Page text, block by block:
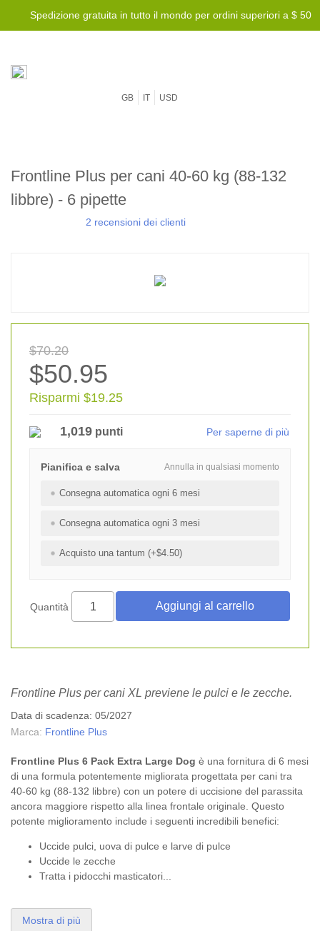
Spedizione gratuita in tutto il mondo per ordini superiori a $ 50
GB IT USD
Frontline Plus per cani 40-60 kg (88-132
libbre) - 6 pipette
2 recensioni dei clienti
$70.20
$50.95
Risparmi $19.25
1,019 punti Per saperne di più
Annulla in qualsiasi momento
Pianifica e salva
Consegna automatica ogni 6 mesi
Consegna automatica ogni 3 mesi
Acquisto una tantum (+$4.50)
Quantità
Frontline Plus per cani XL previene le pulci e le zecche.
Data di scadenza: 05/2027
Marca: Frontline Plus
Frontline Plus 6 Pack Extra Large Dog è una fornitura di 6 mesi
di una formula potentemente migliorata progettata per cani tra
40-60 kg (88-132 libbre) con un potere di uccisione del parassita
ancora maggiore rispetto alla linea frontale originale. Questo
potente miglioramento include i seguenti incredibili benefici:
Uccide pulci, uova di pulce e larve di pulce
Uccide le zecche
Tratta i pidocchi masticatori...
Mostra di più